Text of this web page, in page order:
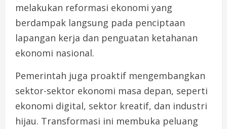
melakukan reformasi ekonomi yang
berdampak langsung pada penciptaan
lapangan kerja dan penguatan ketahanan
ekonomi nasional.
Pemerintah juga proaktif mengembangkan
sektor-sektor ekonomi masa depan, seperti
ekonomi digital, sektor kreatif, dan industri
hijau. Transformasi ini membuka peluang